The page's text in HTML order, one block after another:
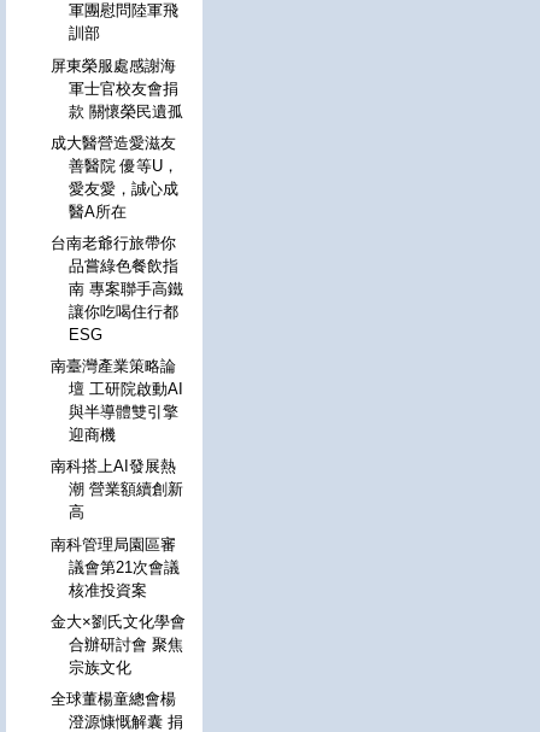
軍團慰問陸軍飛
訓部
屏東榮服處感謝海
軍士官校友會捐
款 關懷榮民遺孤
成大醫營造愛滋友
善醫院 優等U，
愛友愛，誠心成
醫A所在
台南老爺行旅帶你
品嘗綠色餐飲指
南 專案聯手高鐵
讓你吃喝住行都
ESG
南臺灣產業策略論
壇 工研院啟動AI
與半導體雙引擎
迎商機
南科搭上AI發展熱
潮 營業額續創新
高
南科管理局園區審
議會第21次會議
核准投資案
金大×劉氏文化學會
合辦研討會 聚焦
宗族文化
全球董楊童總會楊
澄源慷慨解囊 捐